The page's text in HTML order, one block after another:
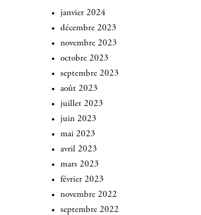
janvier 2024
décembre 2023
novembre 2023
octobre 2023
septembre 2023
août 2023
juillet 2023
juin 2023
mai 2023
avril 2023
mars 2023
février 2023
novembre 2022
septembre 2022